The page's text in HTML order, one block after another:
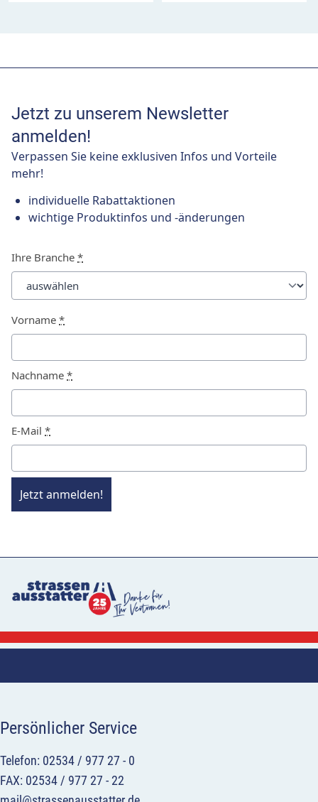
Jetzt zu unserem Newsletter
anmelden!
Verpassen Sie keine exklusiven Infos und Vorteile
mehr!
individuelle Rabattaktionen
wichtige Produktinfos und -änderungen
Ihre Branche *
Vorname *
Nachname *
E-Mail *
Jetzt anmelden!
Persönlicher Service
Telefon: 02534 / 977 27 - 0
FAX: 02534 / 977 27 - 22